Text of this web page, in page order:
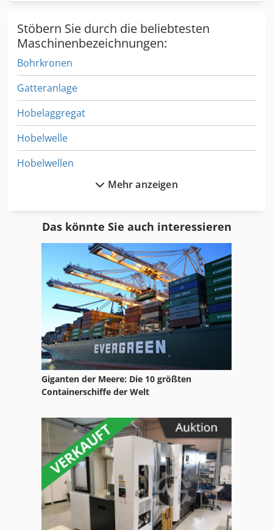
Stöbern Sie durch die beliebtesten
Maschinenbezeichnungen:
Bohrkronen
Gatteranlage
Hobelaggregat
Hobelwelle
Hobelwellen
Kity Langlochbohrmaschine
Langbandschleifmaschine Johannsen
Langhobel
Langhobelmaschine
Langloch
Langlochbohrer
Langlochbohrmaschine
Lochbohrmaschine
Lochreihe
Lochreihen
Mehr anzeigen
Das könnte Sie auch interessieren
Giganten der Meere: Die 10 größten
Containerschiffe der Welt